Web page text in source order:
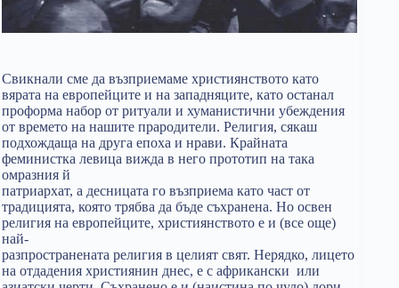
Свикнали сме да възприемаме християнството като
вярата на европейците и на западняците, като останал
проформа набор от ритуали и хуманистични убеждения
от времето на нашите прародители. Религия, сякаш
подхождаща на друга епоха и нрави. Крайната
феминистка левица вижда в него прототип на така
омразния й
патриархат, а десницата го възприема като част от
традицията, която трябва да бъде съхранена. Но освен
религия на европейците, християнството е и (все още)
най-
разпространената религия в целият свят. Нерядко, лицето
на отдадения християнин днес, е с африкански или